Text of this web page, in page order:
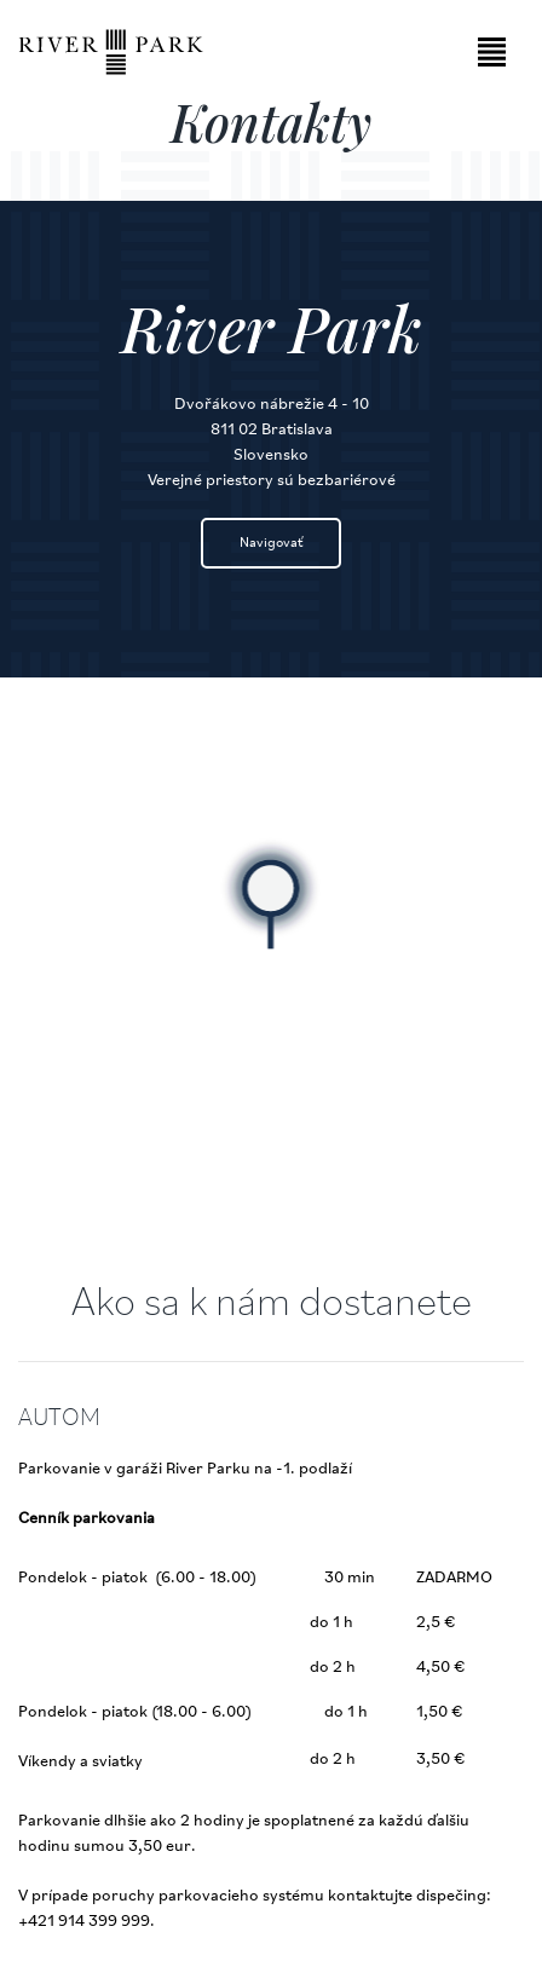
Kontakty
River Park
Dvořákovo nábrežie 4 - 10
811 02 Bratislava
Slovensko
Verejné priestory sú bezbariérové
Navigovať
Ako sa k nám dostanete
AUTOM
Parkovanie v garáži River Parku na -1. podlaží
Cenník parkovania
Pondelok - piatok (6.00 - 18.00) 30 min ZADARMO
do 1 h 2,5 €
do 2 h 4,50 €
Pondelok - piatok (18.00 - 6.00)
Víkendy a sviatky
do 1 h 1,50 €
do 2 h 3,50 €
Parkovanie dlhšie ako 2 hodiny je spoplatnené za každú ďalšiu
hodinu sumou 3,50 eur.
V prípade poruchy parkovacieho systému kontaktujte dispečing:
+421 914 399 999.